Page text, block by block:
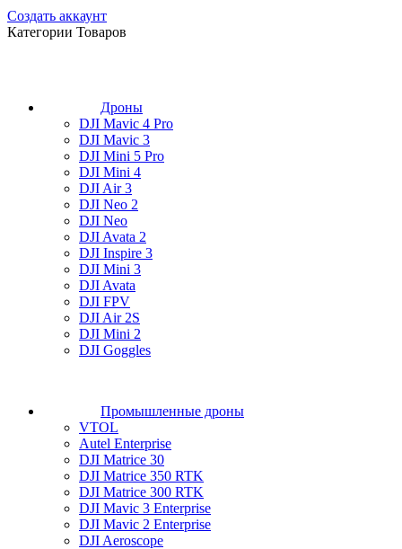
Создать аккаунт
Категории Товаров
Дроны
DJI Mavic 4 Pro
DJI Mavic 3
DJI Mini 5 Pro
DJI Mini 4
DJI Air 3
DJI Neo 2
DJI Neo
DJI Avata 2
DJI Inspire 3
DJI Mini 3
DJI Avata
DJI FPV
DJI Air 2S
DJI Mini 2
DJI Goggles
Промышленные дроны
VTOL
Autel Enterprise
DJI Matrice 30
DJI Matrice 350 RTK
DJI Matrice 300 RTK
DJI Mavic 3 Enterprise
DJI Mavic 2 Enterprise
DJI Aeroscope